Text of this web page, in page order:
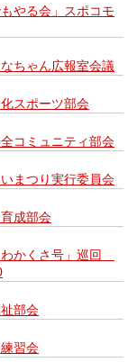
もやる会」スポコモ
ちゃん広報室会議
スポーツ部会
コミュニティ部会
まつり実行委員会
成部会
かくさ号」巡回
部会
習会